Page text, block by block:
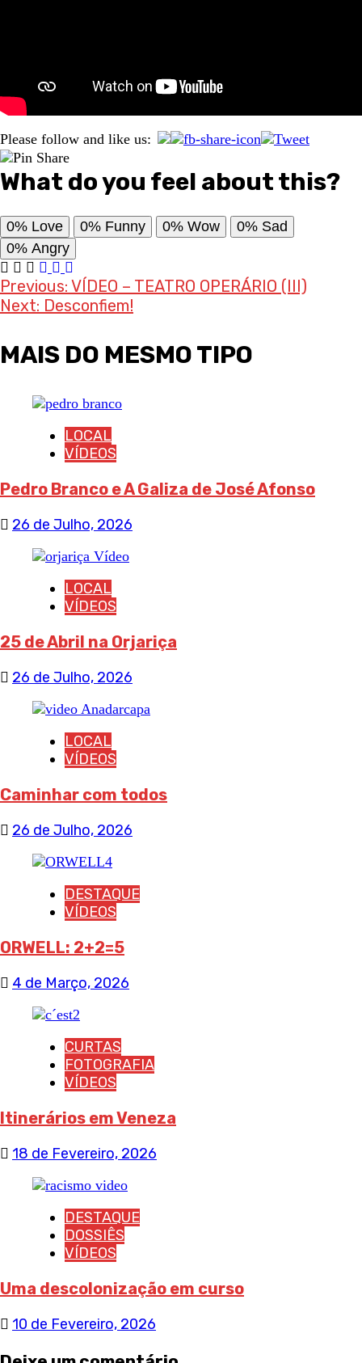
Please follow and like us:
What do you feel about this?
0% Love 0% Funny 0% Wow 0% Sad
0% Angry
Post
navigation
Previous: VÍDEO – TEATRO OPERÁRIO (III)
Next: Desconfiem!
MAIS DO MESMO TIPO
LOCAL
VÍDEOS
Pedro Branco e A Galiza de José Afonso
26 de Julho, 2026
LOCAL
VÍDEOS
25 de Abril na Orjariça
26 de Julho, 2026
LOCAL
VÍDEOS
Caminhar com todos
26 de Julho, 2026
DESTAQUE
VÍDEOS
ORWELL: 2+2=5
4 de Março, 2026
CURTAS
FOTOGRAFIA
VÍDEOS
Itinerários em Veneza
18 de Fevereiro, 2026
DESTAQUE
DOSSIÊS
VÍDEOS
Uma descolonização em curso
10 de Fevereiro, 2026